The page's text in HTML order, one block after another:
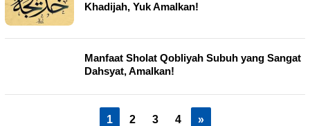
Khadijah, Yuk Amalkan!
Manfaat Sholat Qobliyah Subuh yang Sangat
Dahsyat, Amalkan!
1 2 3 4 »